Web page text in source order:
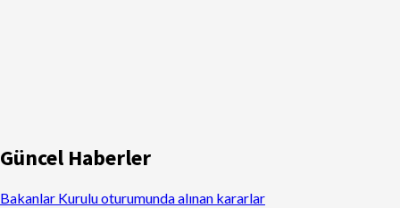
Güncel Haberler
Bakanlar Kurulu oturumunda alınan kararlar